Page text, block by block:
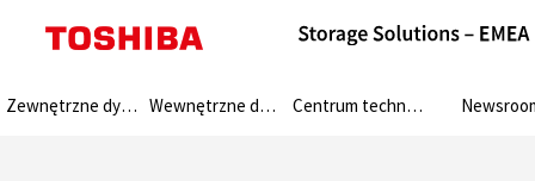
Zewnętrzne dyski HDD Wewnętrzne dyski HDD Centrum techniczne
Search: